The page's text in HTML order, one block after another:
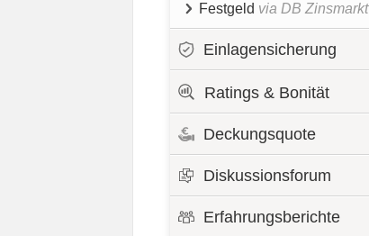
Festgeld via DB Zinsmarkt
Einlagensicherung
Ratings & Bonität
Deckungsquote
Diskussionsforum
Erfahrungsberichte